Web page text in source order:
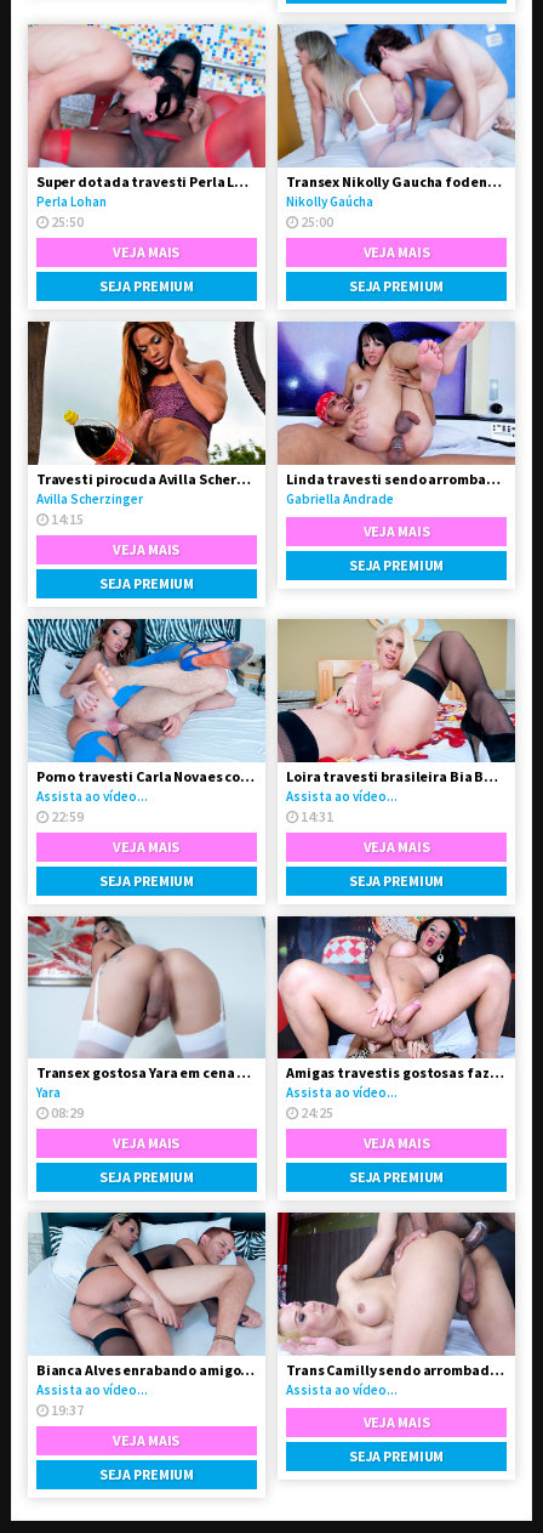
Super dotada travesti Perla Lohan fodeu o garotão
Perla Lohan
25:50
VEJA MAIS
SEJA PREMIUM
Transex Nikolly Gaucha fodendo o boy Marquinhos
Nikolly Gaúcha
25:00
VEJA MAIS
SEJA PREMIUM
Travesti pirocuda Avilla Scherzinger
Avilla Scherzinger
14:15
VEJA MAIS
SEJA PREMIUM
Linda travesti sendo arrombada pelo seu Boy
Gabriella Andrade
VEJA MAIS
SEJA PREMIUM
Porno travesti Carla Novaes comendo homem
Assista ao vídeo...
22:59
VEJA MAIS
SEJA PREMIUM
Loira travesti brasileira Bia Bastos pelada
Assista ao vídeo...
14:31
VEJA MAIS
SEJA PREMIUM
Transex gostosa Yara em cena solo
Yara
08:29
VEJA MAIS
SEJA PREMIUM
Amigas travestis gostosas fazendo troca-troca
Assista ao vídeo...
24:25
VEJA MAIS
SEJA PREMIUM
Bianca Alves enrabando amigo gay
Assista ao vídeo...
19:37
VEJA MAIS
SEJA PREMIUM
Trans Camilly sendo arrombada pelo negão
Assista ao vídeo...
VEJA MAIS
SEJA PREMIUM